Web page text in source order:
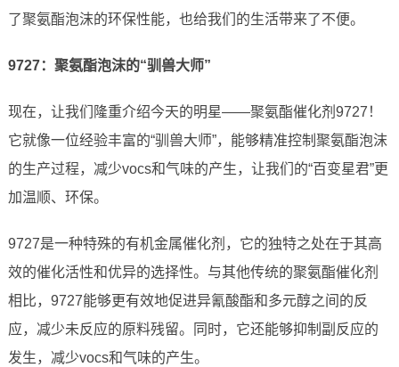
了聚氨酯泡沫的环保性能，也给我们的生活带来了不便。
9727：聚氨酯泡沫的“驯兽大师”
现在，让我们隆重介绍今天的明星——聚氨酯催化剂9727！
它就像一位经验丰富的“驯兽大师”，能够精准控制聚氨酯泡沫
的生产过程，减少vocs和气味的产生，让我们的“百变星君”更
加温顺、环保。
9727是一种特殊的有机金属催化剂，它的独特之处在于其高
效的催化活性和优异的选择性。与其他传统的聚氨酯催化剂
相比，9727能够更有效地促进异氰酸酯和多元醇之间的反
应，减少未反应的原料残留。同时，它还能够抑制副反应的
发生，减少vocs和气味的产生。